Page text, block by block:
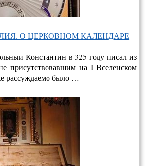
О ЦЕРКОВНОМ КАЛЕНДАРЕ
Константин в 325 году писал из
присутствовавшим на I Вселенском
рассуждаемо было …